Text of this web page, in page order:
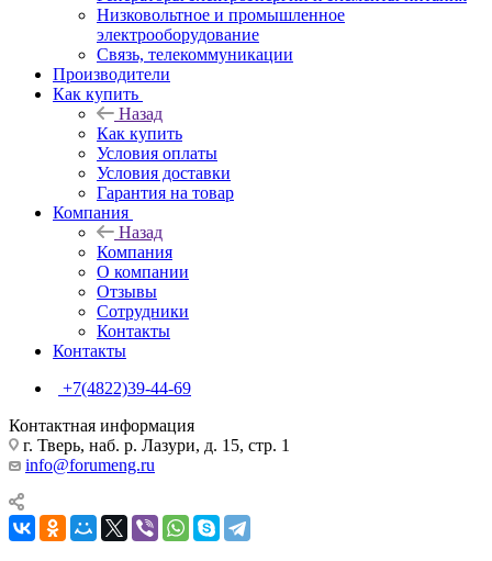
Низковольтное и промышленное
электрооборудование
Связь, телекоммуникации
Производители
Как купить
Назад
Как купить
Условия оплаты
Условия доставки
Гарантия на товар
Компания
Назад
Компания
О компании
Отзывы
Сотрудники
Контакты
Контакты
+7(4822)39-44-69
Контактная информация
г. Тверь, наб. р. Лазури, д. 15, стр. 1
info@forumeng.ru